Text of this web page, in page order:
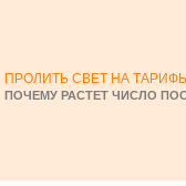
ПРОЛИТЬ СВЕТ НА ТАРИФЫ
ПОЧЕМУ РАСТЕТ ЧИСЛО